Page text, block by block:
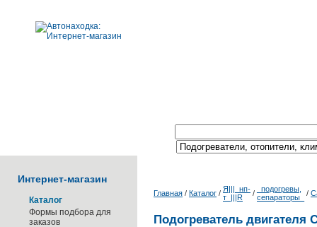
Интернет-магазин
Каталог
Формы подбора для
заказов
Главная / Каталог / Я|||_нп-
т_|||R
/ _подогревы,
сепараторы_
/
Подогреватель двигателя